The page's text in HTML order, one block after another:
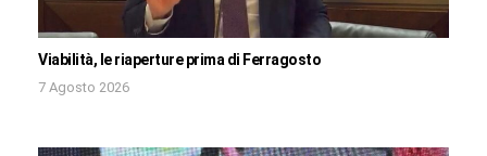
Viabilità, le riaperture prima di Ferragosto
7 Agosto 2026